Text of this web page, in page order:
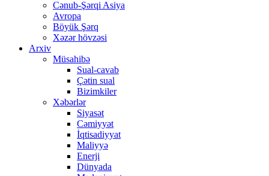
Cənub-Şərqi Asiya
Avropa
Böyük Şərq
Xəzər hövzəsi
Arxiv
Müsahibə
Sual-cavab
Çətin sual
Bizimkiler
Xəbərlər
Siyasət
Cəmiyyət
İqtisadiyyat
Maliyyə
Enerji
Dünyada